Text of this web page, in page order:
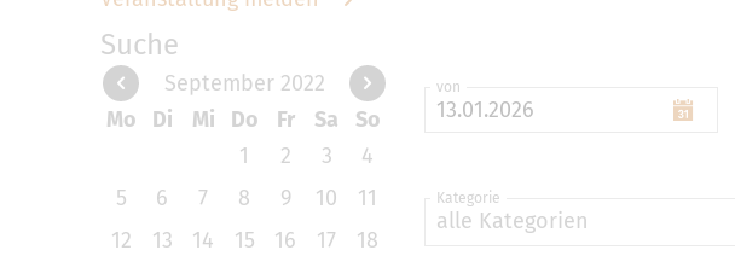
Suche
September 2022
Mo
Di Mi Do Fr Sa
So
1
2 3
4
5
6 7 8 9 10
11
12
13 14 15 16 17
18
von
alle Kategorien
Kategorie